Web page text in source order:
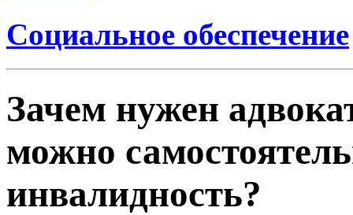
Социальное обеспечение
Зачем нужен
можно
инвалидность?